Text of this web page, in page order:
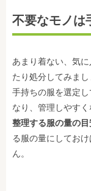
不要なモノは
あまり着ない、気
たり処分してみまし
手持ちの服を選定
なり、管理しやすく
整理する服の量の
る服の量にしてお
ん。